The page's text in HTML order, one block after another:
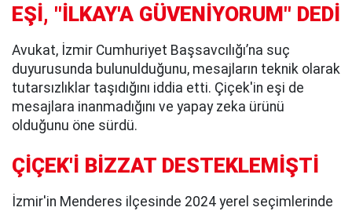
EŞİ, "İLKAY'A GÜVENİYORUM" DEDİ
Avukat, İzmir Cumhuriyet Başsavcılığı’na suç
duyurusunda bulunulduğunu, mesajların teknik olarak
tutarsızlıklar taşıdığını iddia etti. Çiçek'in eşi de
mesajlara inanmadığını ve yapay zeka ürünü
olduğunu öne sürdü.
ÇİÇEK'İ BİZZAT DESTEKLEMİŞTİ
İzmir'in Menderes ilçesinde 2024 yerel seçimlerinde